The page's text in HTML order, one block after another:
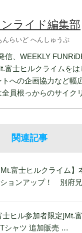
ライド編集部
んらいど へんしゅうぶ
信、WEEKLY
富士ヒルクライムをは
への企画協力など幅
員根っからのサイク
関連記事
Mt.富士ヒルクライム】
ションアップ！ 別府
士ヒル参加者限定]Mt.
シャツ 追加販売 …